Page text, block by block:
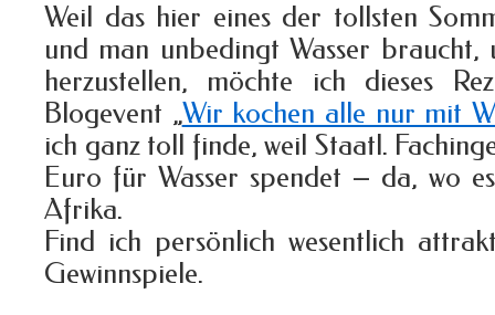
Weil das hier eines der tollsten
und man unbedingt Wasser braucht,
herzustellen, möchte ich dieses
Blogevent „Wir kochen alle nur mit
ich ganz toll finde, weil Staatl.
Euro für Wasser spendet – da, wo
Afrika.
Find ich persönlich wesentlich
Gewinnspiele.